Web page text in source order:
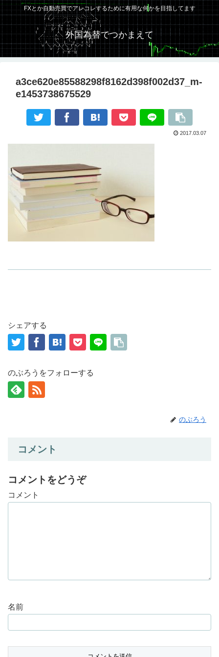
FXとか自動売買でアレコレするために有用な何かを目指してます
外国為替でつかまえて
a3ce620e85588298f8162d398f002d37_m-
e1453738675529
2017.03.07
シェアする
のぶろうをフォローする
のぶろう
コメント
コメントをどうぞ
コメント
名前